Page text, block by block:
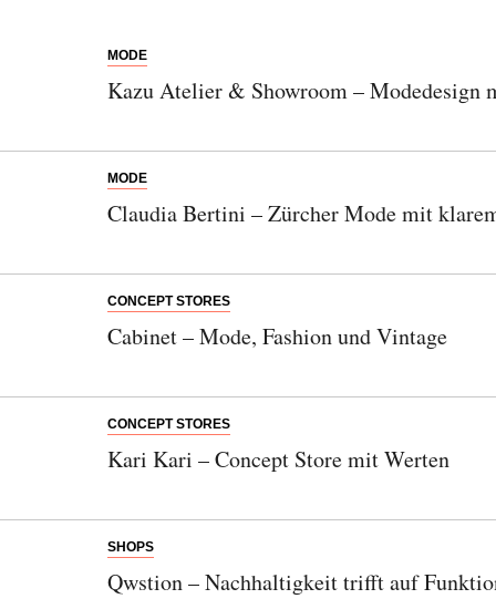
MODE
Kazu Atelier & Showroom – Modedesign
MODE
Claudia Bertini – Zürcher Mode mit
CONCEPT STORES
Cabinet – Mode, Fashion und Vintage
CONCEPT STORES
Kari Kari – Concept Store mit Werten
SHOPS
Qwstion – Nachhaltigkeit trifft auf